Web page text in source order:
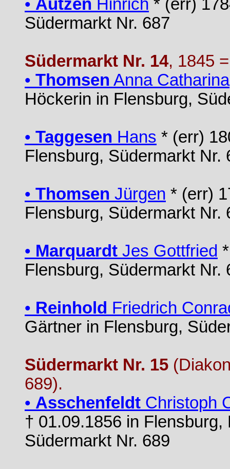
• Autzen Hinrich * (err)
Südermarkt Nr. 687
Südermarkt Nr. 14, 1845
• Thomsen Anna Catharina
Höckerin in Flensburg,
• Taggesen Hans * (err)
Flensburg, Südermarkt Nr.
• Thomsen Jürgen * (err)
Flensburg, Südermarkt Nr.
• Marquardt Jes Gottfried
Flensburg, Südermarkt Nr.
• Reinhold Friedrich
Gärtner in Flensburg,
Südermarkt Nr. 15
689).
• Asschenfeldt Christoph
† 01.09.1856 in
Südermarkt Nr. 689